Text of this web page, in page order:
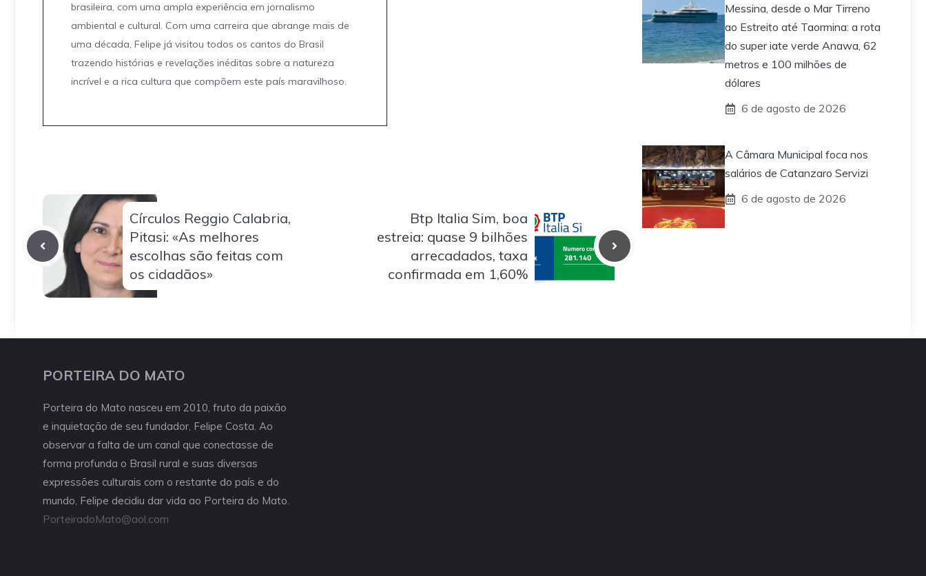
brasileira, com uma ampla experiência em jornalismo
ambiental e cultural. Com uma carreira que abrange mais de
uma década, Felipe já visitou todos os cantos do Brasil
trazendo histórias e revelações inéditas sobre a natureza
incrível e a rica cultura que compõem este país maravilhoso.
Círculos Reggio Calabria,
Pitasi: «As melhores
escolhas são feitas com
os cidadãos»
Btp Italia Sim, boa
estreia: quase 9 bilhões
arrecadados, taxa
confirmada em 1,60%
Messina, desde o Mar Tirreno
ao Estreito até Taormina: a rota
do super iate verde Anawa, 62
metros e 100 milhões de
dólares
6 de agosto de 2026
A Câmara Municipal foca nos
salários de Catanzaro Servizi
6 de agosto de 2026
PORTEIRA DO MATO
Porteira do Mato nasceu em 2010, fruto da paixão
e inquietação de seu fundador, Felipe Costa. Ao
observar a falta de um canal que conectasse de
forma profunda o Brasil rural e suas diversas
expressões culturais com o restante do país e do
mundo, Felipe decidiu dar vida ao Porteira do Mato.
PorteiradoMato@aol.com